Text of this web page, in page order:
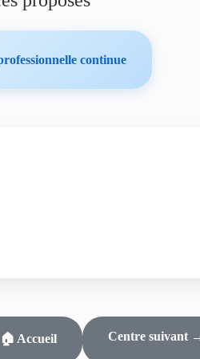
continue
🏠 Accueil Centre suivant